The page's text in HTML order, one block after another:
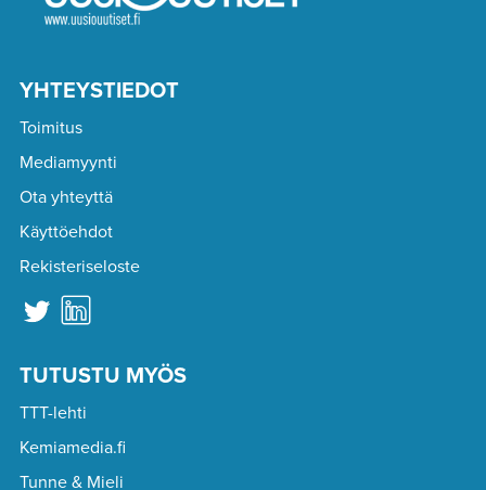
YHTEYSTIEDOT
Toimitus
Mediamyynti
Ota yhteyttä
Käyttöehdot
Rekisteriseloste
TUTUSTU MYÖS
TTT-lehti
Kemiamedia.fi
Tunne & Mieli